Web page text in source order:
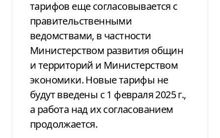
тарифов еще согласовывается с
правительственными
ведомствами, в частности
Министерством развития общин
и территорий и Министерством
экономики. Новые тарифы не
будут введены с 1 февраля 2025 г.,
а работа над их согласованием
продолжается.